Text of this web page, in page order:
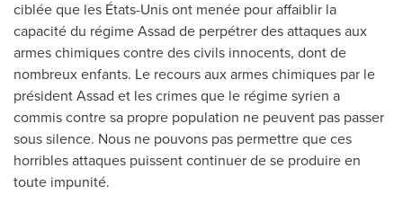
ciblée que les États-Unis ont menée pour affaiblir la
capacité du régimeAssad de perpétrer des attaques aux
armes chimiques contre des civils innocents, dont de
nombreux enfants. Le recours aux armes chimiques par le
président Assad et les crimes que le régime syrien a
commis contre sa propre population ne peuvent pas passer
sous silence. Nous ne pouvons pas permettre que ces
horribles attaques puissent continuer de se produire en
toute impunité.